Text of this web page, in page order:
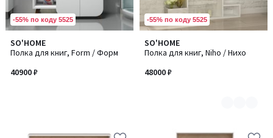
-55% по коду 5525
SO'HOME
Полка для книг, Form / Форм
40900 ₽
-55% по коду 5525
SO'HOME
Полка для книг, Niho / Нихо
48000 ₽
Количество
цветов:
3